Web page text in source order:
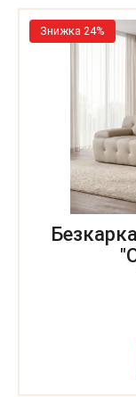
Знижка 24%